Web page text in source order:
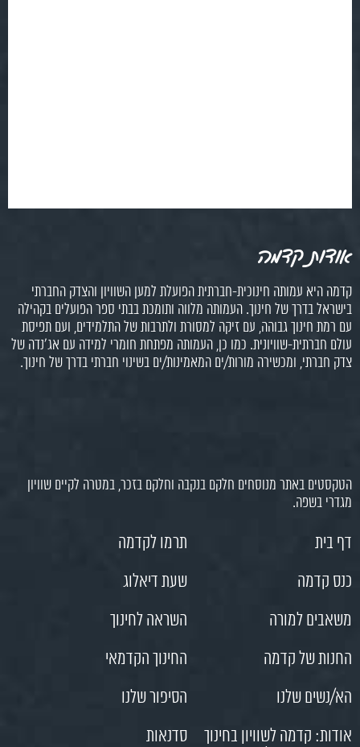
אודות קדמה
קדמה היא עמותה חינוכית-חברתית הפועלת למען השוויון והצדק החברתי
בישראל בדרך של חינוך. העמותה מלווה ותומכת בבתי ספר הפועלים בקהילה
עם רמת חינוך גבוהה, עם זיקה למסורת ולתרבות של התלמידים, ועם תפיסת
עולם חברתית-שוויונית. כמו כן, העמותה מפתחת חומרי למידה עם אג'נדה של
צדק חברתי, ומכשירה מורות/ים המאמינות/ים בשינוי חברתי בדרך של חינוך.
הטקסטים באתר מנוסחים חלקם בנקבה וחלקם בזכר, במטרה לקיים שוויון
מגדרי בשפה.
דף בית
תרמו לקדמה
כנס קדמה
שעת דיאלוג
משאבים למורה
השראה לחינוך
החנות של קדמה
החינוך הקדמאי
הא/נשים שלנו
הסיפור שלנו
אודות: קדמה לשוויון בחינוך
סדנאות